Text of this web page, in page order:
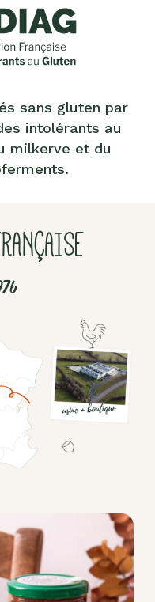
sans gluten par
intolérants au
milkerve et du
culinaires
Boisson
poudre
Fruits
secs
Mélanges
apéritifs
Tartinables
apéritifs